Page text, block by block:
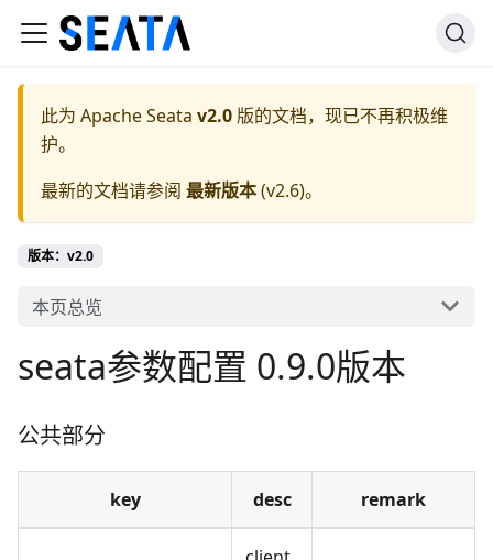
此为 Apache Seata v2.0 版的文档，现已不再积极维
护。
最新的文档请参阅 最新版本(v2.6)。
版本：v2.0
本页总览
seata参数配置 0.9.0版本
公共部分
key desc remark